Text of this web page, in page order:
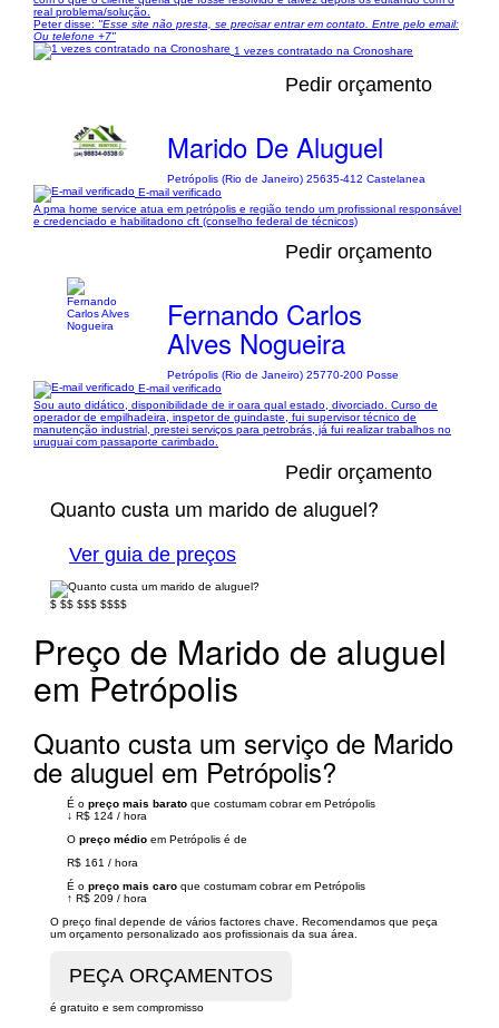
real problema/solução.
Peter disse: "Esse site não presta, se precisar entrar em contato. Entre pelo email:
Ou telefone +7"
1 vezes contratado na Cronoshare
Pedir orçamento
Marido De Aluguel
Petrópolis (Rio de Janeiro) 25635-412 Castelanea
E-mail verificado
A pma home service atua em petrópolis e região tendo um profissional responsável
e credenciado e habilitadono cft (conselho federal de técnicos)
Pedir orçamento
Fernando Carlos
Alves Nogueira
Petrópolis (Rio de Janeiro) 25770-200 Posse
E-mail verificado
Sou auto didático, disponibilidade de ir oara qual estado, divorciado. Curso de
operador de empilhadeira, inspetor de guindaste, fui supervisor técnico de
manutenção industrial, prestei serviços para petrobrás, já fui realizar trabalhos no
uruguai com passaporte carimbado.
Pedir orçamento
Quanto custa um marido de aluguel?
Ver guia de preços
$ $$ $$$ $$$$
Preço de Marido de aluguel
em Petrópolis
Quanto custa um serviço de Marido
de aluguel em Petrópolis?
É o preço mais barato que costumam cobrar em Petrópolis
↓ R$ 124 / hora
O preço médio em Petrópolis é de
R$ 161 / hora
É o preço mais caro que costumam cobrar em Petrópolis
↑ R$ 209 / hora
O preço final depende de vários factores chave. Recomendamos que peça
um orçamento personalizado aos profissionais da sua área.
é gratuito e sem compromisso